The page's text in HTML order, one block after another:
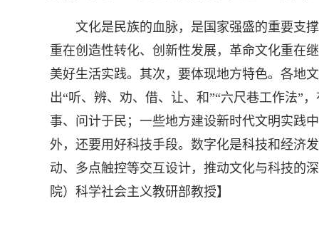
文化是民族的血脉，是国家强盛的重要支撑
重在创造性转化、创新性发展，革命文化重在
美好生活实践。其次，要体现地方特色。各地
出“听、辨、劝、借、让、和”“六尺巷工作法”
事、问计于民；一些地方建设新时代文明实践
外，还要用好科技手段。数字化是科技和经济
动、多点触控等交互设计，推动文化与科技的
院）科学社会主义教研部教授】